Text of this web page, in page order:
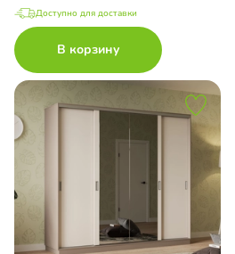
Доступно для доставки
В корзину